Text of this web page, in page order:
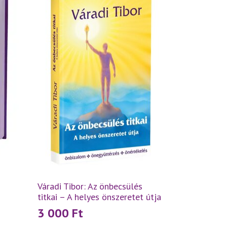
Váradi Tibor: Az önbecsülés
titkai – A helyes önszeretet útja
3 000 Ft